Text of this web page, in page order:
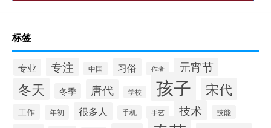
标签
专业 专注 中国 习俗 作者 元宵节
冬天 冬季 唐代 学校 孩子 宋代
工作 年初 很多人 手机 手艺 技术 技能